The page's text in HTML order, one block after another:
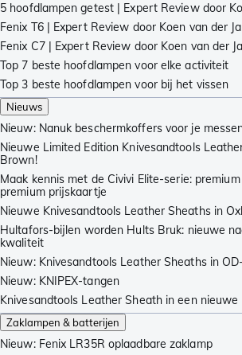
5 hoofdlampen getest | Expert Review door
Fenix T6 | Expert Review door Koen van der
Fenix C7 | Expert Review door Koen van der
Top 7 beste hoofdlampen voor elke activiteit
Top 3 beste hoofdlampen voor bij het vissen
Nieuws
Nieuw: Nanuk beschermkoffers voor je
Nieuwe Limited Edition Knivesandtools
Brown!
Maak kennis met de Civivi Elite-serie:
premium prijskaartje
Nieuwe Knivesandtools Leather Sheaths in
Hultafors-bijlen worden Hults Bruk: nieuwe
kwaliteit
Nieuw: Knivesandtools Leather Sheaths in
Nieuw: KNIPEX-tangen
Knivesandtools Leather Sheath in een nieuwe
Zaklampen & batterijen
Nieuw: Fenix LR35R oplaadbare zaklamp